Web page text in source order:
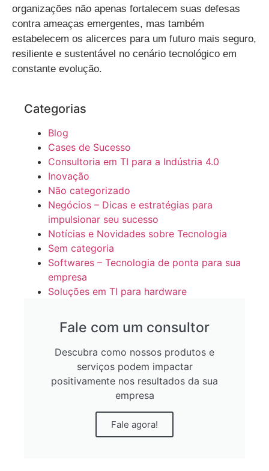
organizações não apenas fortalecem suas defesas
contra ameaças emergentes, mas também
estabelecem os alicerces para um futuro mais seguro,
resiliente e sustentável no cenário tecnológico em
constante evolução.
Categorias
Blog
Cases de Sucesso
Consultoria em TI para a Indústria 4.0
Inovação
Não categorizado
Negócios – Dicas e estratégias para
impulsionar seu sucesso
Notícias e Novidades sobre Tecnologia
Sem categoria
Softwares – Tecnologia de ponta para sua
empresa
Soluções em TI para hardware
Fale com um consultor
Descubra como nossos produtos e
serviços podem impactar
positivamente nos resultados da sua
empresa
Fale agora!